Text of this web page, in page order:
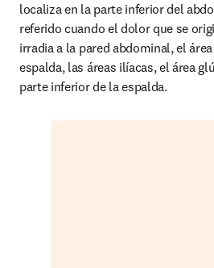
localiza en la parte inferior del
referido cuando el dolor que se
irradia a la pared abdominal, el
espalda, las áreas ilíacas, el área
parte inferior de la espalda.